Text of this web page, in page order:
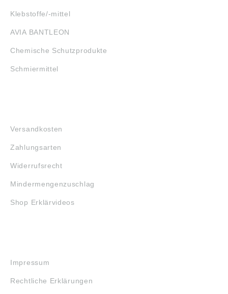
Klebstoffe/-mittel
AVIA BANTLEON
Chemische Schutzprodukte
Schmiermittel
Versandkosten
Zahlungsarten
Widerrufsrecht
Mindermengenzuschlag
Shop Erklärvideos
Impressum
Rechtliche Erklärungen